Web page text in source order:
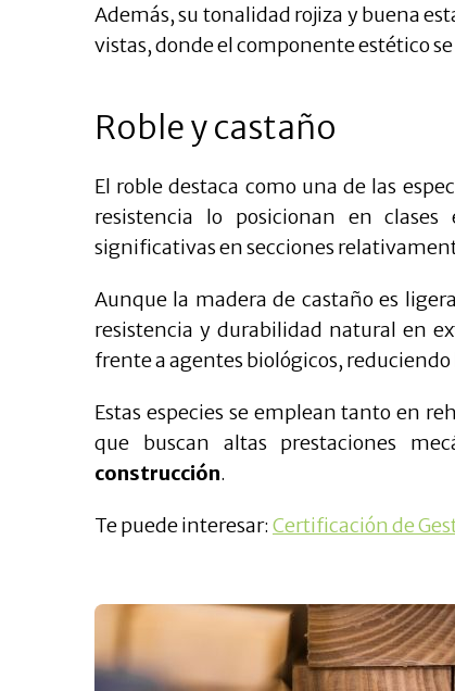
Además, su tonalidad rojiza y buena
vistas, donde el componente estético
Roble y castaño
El roble destaca como una de las
resistencia lo posicionan en
significativas en secciones
Aunque la madera de castaño es
resistencia y durabilidad natural en
frente a agentes biológicos,
Estas especies se emplean tanto en
que buscan altas prestaciones
construcción.
Te puede interesar: Certificación de